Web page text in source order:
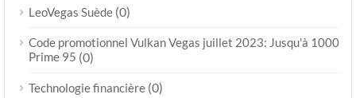
LeoVegas Suède (0)
Code promotionnel Vulkan Vegas juillet 2023: Jusqu'à 1000
Prime 95 (0)
Technologie financière (0)